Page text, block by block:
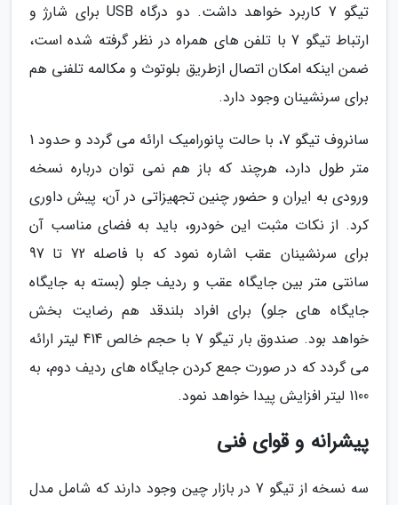
تیگو 7 کاربرد خواهد داشت. دو درگاه USB برای شارژ و
ارتباط تیگو 7 با تلفن های همراه در نظر گرفته شده است،
ضمن اینکه امکان اتصال ازطریق بلوتوث و مکالمه تلفنی هم
برای سرنشینان وجود دارد.
سانروف تیگو 7، با حالت پانورامیک ارائه می گردد و حدود 1
متر طول دارد، هرچند که باز هم نمی توان درباره نسخه
ورودی به ایران و حضور چنین تجهیزاتی در آن، پیش داوری
کرد. از نکات مثبت این خودرو، باید به فضای مناسب آن
برای سرنشینان عقب اشاره نمود که با فاصله 72 تا 97
سانتی متر بین جایگاه عقب و ردیف جلو (بسته به جایگاه
جایگاه های جلو) برای افراد بلندقد هم رضایت بخش
خواهد بود. صندوق بار تیگو 7 با حجم خالص 414 لیتر ارائه
می گردد که در صورت جمع کردن جایگاه های ردیف دوم، به
1100 لیتر افزایش پیدا خواهد نمود.
پیشرانه و قوای فنی
سه نسخه از تیگو 7 در بازار چین وجود دارند که شامل مدل